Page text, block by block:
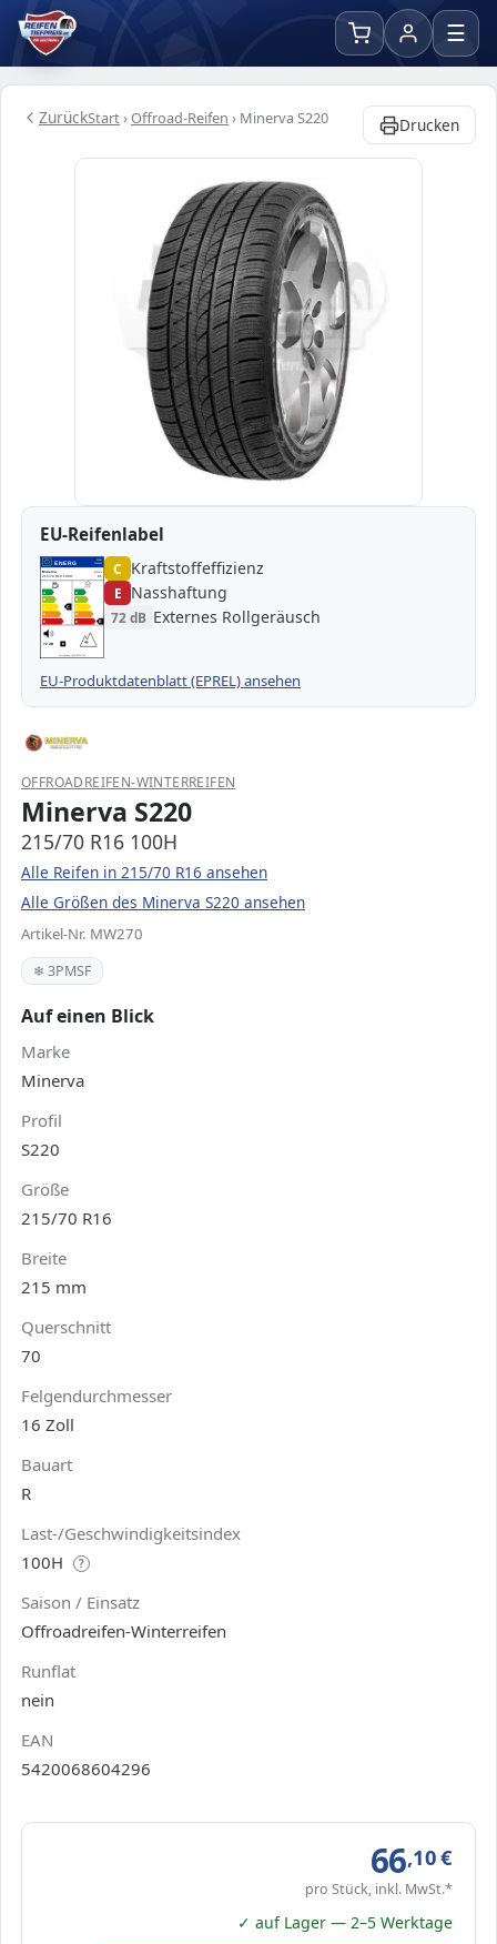
☰
ZurückStart›Offroad-Reifen › Minerva S220 Drucken
EU-Reifenlabel
ENERG 1000000
Minerva MW270
215/70 R16 100H C1
A
B
C
C
D
E
A
B
C
D
E
E
72 dB B
Verordnung (EU) 2020/740
C Kraftstoffeffizienz
E Nasshaftung
72 dB Externes Rollgeräusch
EU-Produktdatenblatt (EPREL) ansehen
OFFROADREIFEN-WINTERREIFEN
Minerva S220
215/70 R16 100H
Alle Reifen in 215/70 R16 ansehen
Alle Größen des Minerva S220 ansehen
Artikel-Nr. MW270
❄ 3PMSF
Auf einen Blick
Marke
Minerva
Profil
S220
Größe
215/70 R16
Breite
215 mm
Querschnitt
70
Felgendurchmesser
16 Zoll
Bauart
R
Last-/Geschwindigkeitsindex
100H
?
Saison / Einsatz
Offroadreifen-Winterreifen
Runflat
nein
EAN
5420068604296
66,10€
pro Stück, inkl. MwSt.*
✓ auf Lager — 2–5 Werktage